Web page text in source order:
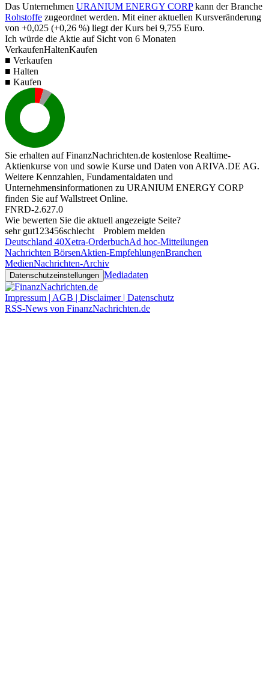
Das Unternehmen URANIUM ENERGY CORPkann der Branche
Rohstoffe zugeordnet werden. Mit einer aktuellen Kursveränderung
von +0,025 (+0,26 %) liegt der Kurs bei 9,755 Euro.
Ich würde die Aktie auf Sicht von 6 Monaten
VerkaufenHaltenKaufen
■ Verkaufen
■ Halten
■ Kaufen
Sie erhalten auf FinanzNachrichten.de kostenlose Realtime-
Aktienkurse von und sowie Kurse und Daten von ARIVA.DE AG.
Weitere Kennzahlen, Fundamentaldaten und
Unternehmensinformationen zu URANIUM ENERGY CORP
finden Sie aufWallstreet Online.
FNRD-2.627.0
Wie bewerten Sie die aktuell angezeigte Seite?
sehr gut1 23456schlecht
Problem melden
Deutschland 40Xetra-OrderbuchAd hoc-Mitteilungen
Nachrichten BörsenAktien-EmpfehlungenBranchen
MedienNachrichten-Archiv
Datenschutzeinstellungen Mediadaten
Impressum | AGB | Disclaimer | Datenschutz
RSS-News von FinanzNachrichten.de